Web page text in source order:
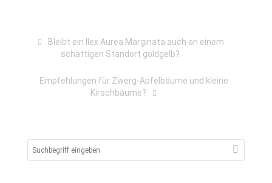
Bleibt ein Ilex Aurea Marginata auch an einem
schattigen Standort goldgelb?
Empfehlungen für Zwerg-Apfelbäume und kleine
Kirschbäume?